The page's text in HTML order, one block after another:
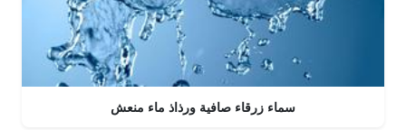
سماء زرقاء صافية ورذاذ ماء منعش